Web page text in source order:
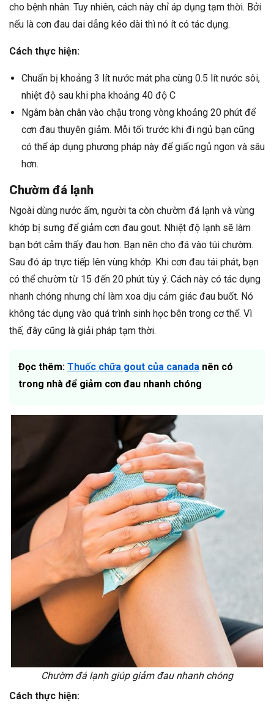
cho bệnh nhân. Tuy nhiên, cách này chỉ áp dụng tạm thời. Bởi
nếu là cơn đau dai dẳng kéo dài thì nó ít có tác dụng.
Cách thực hiện:
Chuẩn bị khoảng 3 lít nước mát pha cùng 0.5 lít nước sôi,
nhiệt độ sau khi pha khoảng 40 độ C
Ngâm bàn chân vào chậu trong vòng khoảng 20 phút để
cơn đau thuyên giảm. Mỗi tối trước khi đi ngủ bạn cũng
có thể áp dụng phương pháp này để giấc ngủ ngon và sâu
hơn.
Chườm đá lạnh
Ngoài dùng nước ấm, người ta còn chườm đá lạnh và vùng
khớp bị sưng để giảm cơn đau gout. Nhiệt độ lạnh sẽ làm
bạn bớt cảm thấy đau hơn. Bạn nên cho đá vào túi chườm.
Sau đó áp trực tiếp lên vùng khớp. Khi cơn đau tái phát, bạn
có thể chườm từ 15 đến 20 phút tùy ý. Cách này có tác dụng
nhanh chóng nhưng chỉ làm xoa dịu cảm giác đau buốt. Nó
không tác dụng vào quá trình sinh học bên trong cơ thể. Vì
thế, đây cũng là giải pháp tạm thời.
Đọc thêm: Thuốc chữa gout của canada nên có
trong nhà để giảm cơn đau nhanh chóng
Chườm đá lạnh giúp giảm đau nhanh chóng
Cách thực hiện: